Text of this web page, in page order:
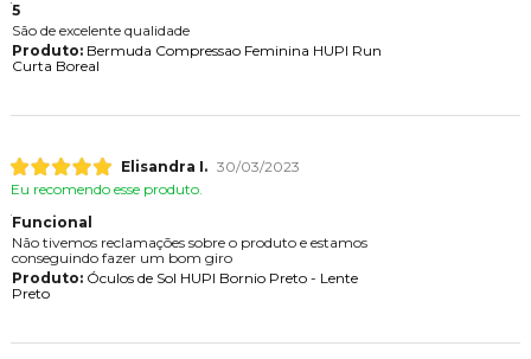
5
São de excelente qualidade
Produto:Bermuda Compressao Feminina HUPI Run
Curta Boreal
Elisandra I. 30/03/2023
Eu recomendo esse produto.
Funcional
Não tivemos reclamações sobre o produto e estamos
conseguindo fazer um bom giro
Produto:Óculos de Sol HUPI Bornio Preto - Lente
Preto